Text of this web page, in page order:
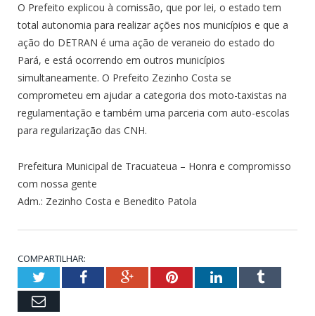
O Prefeito explicou à comissão, que por lei, o estado tem
total autonomia para realizar ações nos municípios e que a
ação do DETRAN é uma ação de veraneio do estado do
Pará, e está ocorrendo em outros municípios
simultaneamente. O Prefeito Zezinho Costa se
comprometeu em ajudar a categoria dos moto-taxistas na
regulamentação e também uma parceria com auto-escolas
para regularização das CNH.
Prefeitura Municipal de Tracuateua – Honra e compromisso
com nossa gente
Adm.: Zezinho Costa e Benedito Patola
COMPARTILHAR:
TwitterFacebookGoogle+PinterestLinkedInTumblr
Email